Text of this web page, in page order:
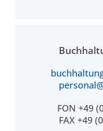
FON +49
FAX +49